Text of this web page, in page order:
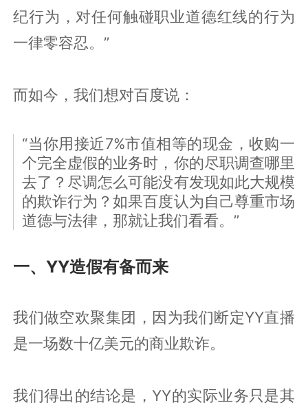
纪行为，对任何触碰职业道德红线的行为
一律零容忍。”
而如今，我们想对百度说：
“当你用接近7%市值相等的现金，收购一
个完全虚假的业务时，你的尽职调查哪里
去了？尽调怎么可能没有发现如此大规模
的欺诈行为？如果百度认为自己尊重市场
道德与法律，那就让我们看看。”
一、YY造假有备而来
我们做空欢聚集团，因为我们断定YY直播
是一场数十亿美元的商业欺诈。
我们得出的结论是，YY的实际业务只是其